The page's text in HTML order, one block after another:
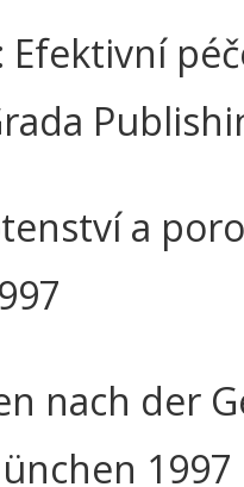
Efektivní
a
nach der
1997